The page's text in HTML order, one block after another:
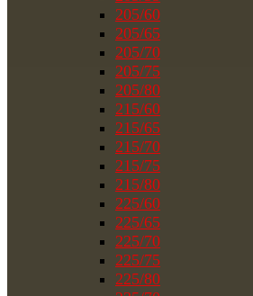
205/60
205/65
205/70
205/75
205/80
215/60
215/65
215/70
215/75
215/80
225/60
225/65
225/70
225/75
225/80